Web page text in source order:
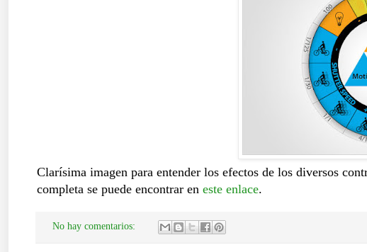
Clarísima imagen para entender los efectos de los diversos
completa se puede encontrar en este enlace.
No hay comentarios: